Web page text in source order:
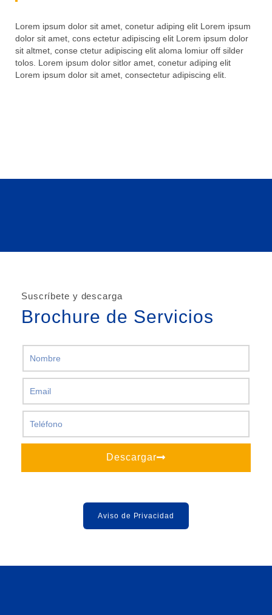
Lorem ipsum dolor sit amet, conetur adiping elit Lorem ipsum
dolor sit amet, cons ectetur adipiscing elit Lorem ipsum dolor
sit altmet, conse ctetur adipiscing elit aloma lomiur off silder
tolos. Lorem ipsum dolor sitlor amet, conetur adiping elit
Lorem ipsum dolor sit amet, consectetur adipiscing elit.
Suscríbete y descarga
Brochure de Servicios
Descargar
Aviso de Privacidad